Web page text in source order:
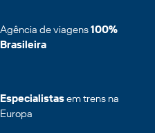
Agência de viagens100%
Brasileira
Especialistasem trens na
Europa